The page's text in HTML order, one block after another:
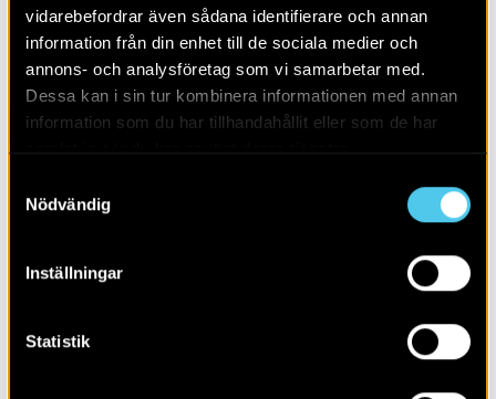
vidarebefordrar även sådana identifierare och annan
information från din enhet till de sociala medier och
annons- och analysföretag som vi samarbetar med.
Dessa kan i sin tur kombinera informationen med annan
information som du har tillhandahållit eller som de har
Nödvändig
Inställningar
Statistik
RAPPORT 2009:13
Gårdar och järnhantering i Smedsbo